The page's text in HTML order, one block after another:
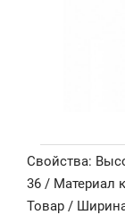
Свойства:
36 / Материал
Товар /